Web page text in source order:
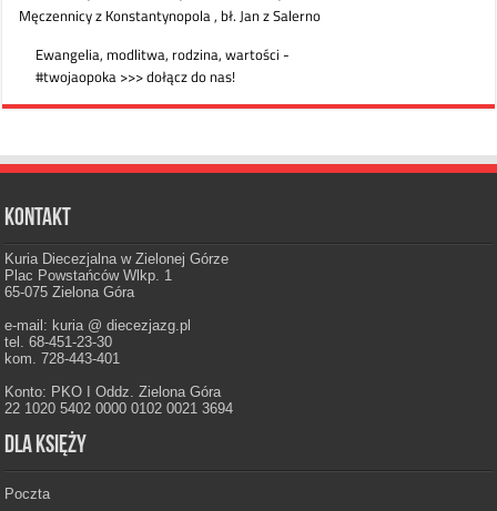
Kontakt
Kuria Diecezjalna w Zielonej Górze
Plac Powstańców Wlkp. 1
65-075 Zielona Góra
e-mail: kuria @ diecezjazg.pl
tel. 68-451-23-30
kom. 728-443-401
Konto: PKO I Oddz. Zielona Góra
22 1020 5402 0000 0102 0021 3694
Dla księży
Poczta